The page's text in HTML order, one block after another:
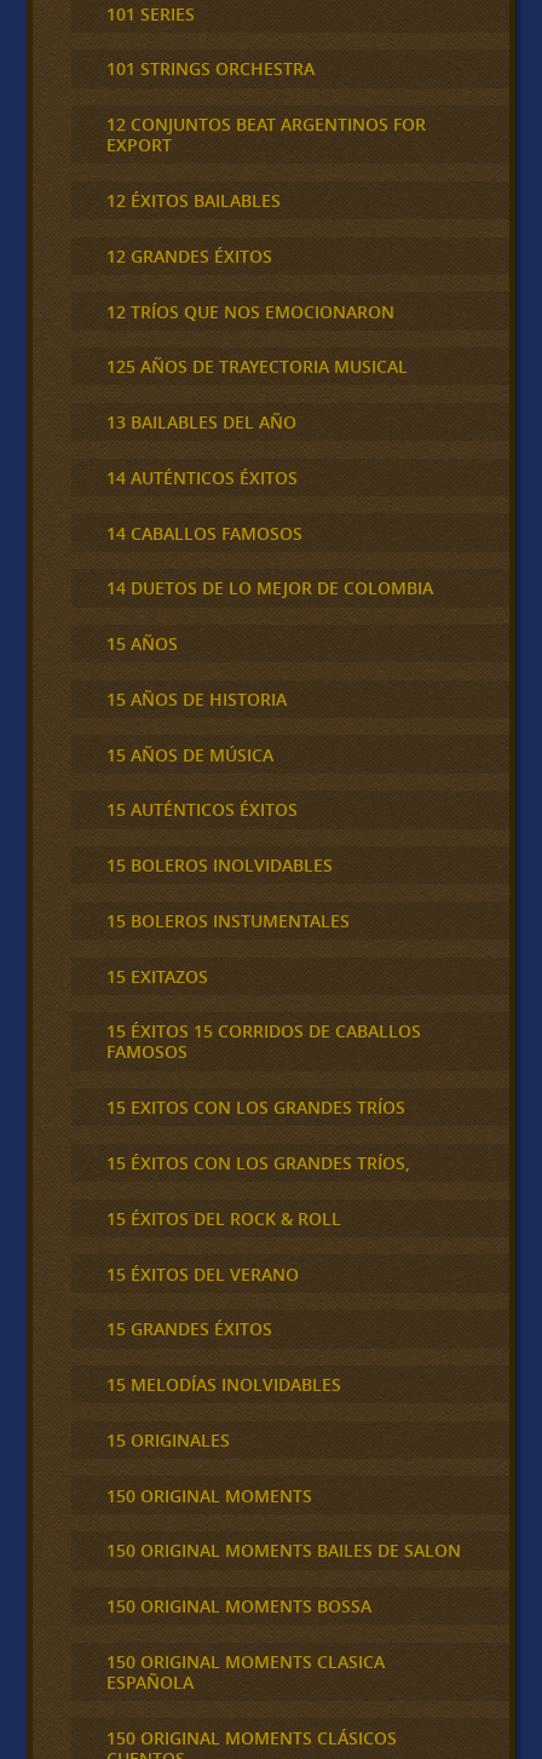
101 SERIES
101 STRINGS ORCHESTRA
12 CONJUNTOS BEAT ARGENTINOS FOR
EXPORT
12 ÉXITOS BAILABLES
12 GRANDES ÉXITOS
12 TRÍOS QUE NOS EMOCIONARON
125 AÑOS DE TRAYECTORIA MUSICAL
13 BAILABLES DEL AÑO
14 AUTÉNTICOS ÉXITOS
14 CABALLOS FAMOSOS
14 DUETOS DE LO MEJOR DE COLOMBIA
15 AÑOS
15 AÑOS DE HISTORIA
15 AÑOS DE MÚSICA
15 AUTÉNTICOS ÉXITOS
15 BOLEROS INOLVIDABLES
15 BOLEROS INSTUMENTALES
15 EXITAZOS
15 ÉXITOS 15 CORRIDOS DE CABALLOS
FAMOSOS
15 EXITOS CON LOS GRANDES TRÍOS
15 ÉXITOS CON LOS GRANDES TRÍOS,
15 ÉXITOS DEL ROCK & ROLL
15 ÉXITOS DEL VERANO
15 GRANDES ÉXITOS
15 MELODÍAS INOLVIDABLES
15 ORIGINALES
150 ORIGINAL MOMENTS
150 ORIGINAL MOMENTS BAILES DE SALON
150 ORIGINAL MOMENTS BOSSA
150 ORIGINAL MOMENTS CLASICA
ESPAÑOLA
150 ORIGINAL MOMENTS CLÁSICOS